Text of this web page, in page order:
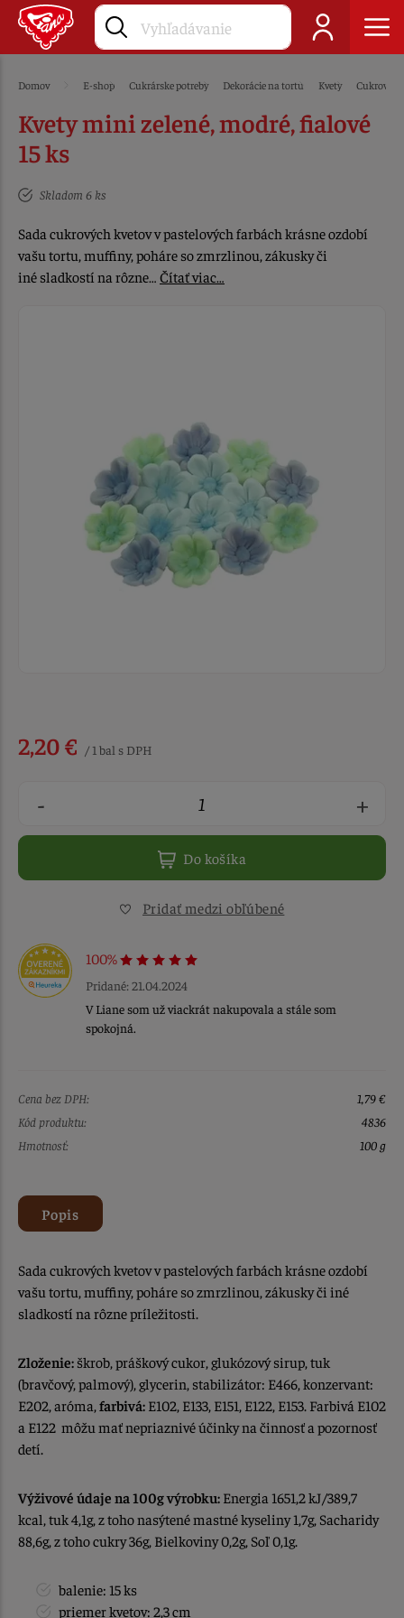
Domov E-shop Cukrárske potreby Dekorácie na tortu Kvety Cukrové
Kvety mini zelené, modré, fialové
15 ks
Skladom 6 ks
Sada cukrových kvetov v pastelových farbách krásne ozdobí
vašu tortu, muffiny, poháre so zmrzlinou, zákusky či
iné sladkostí na rôzne… Čítať viac…
2,20 € / 1 bal s DPH
- +
Do košíka
Pridať medzi obľúbené
100%
Pridané: 21.04.2024
V Liane som už viackrát nakupovala a stále som
spokojná.
Cena bez DPH:
1,79 €
Kód produktu:
4836
Hmotnosť:
100 g
Popis
Sada cukrových kvetov v pastelových farbách krásne ozdobí
vašu tortu, muffiny, poháre so zmrzlinou, zákusky či iné
sladkostí na rôzne príležitosti.
Zloženie: škrob, práškový cukor, glukózový sirup, tuk
(bravčový, palmový), glycerin, stabilizátor: E466, konzervant:
E202, aróma, farbivá: E102, E133, E151, E122, E153. Farbivá E102
a E122 môžu mať nepriaznivé účinky na činnosť a pozornosť
detí.
Výživové údaje na 100g výrobku: Energia 1651,2 kJ/389,7
kcal, tuk 4,1g, z toho nasýtené mastné kyseliny 1,7g, Sacharidy
88,6g, z toho cukry 36g, Bielkoviny 0,2g, Soľ 0,1g.
balenie: 15 ks
priemer kvetov: 2,3 cm